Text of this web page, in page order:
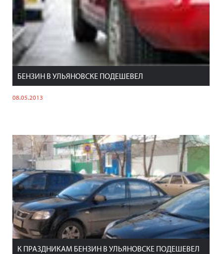
БЕНЗИН В УЛЬЯНОВСКЕ ПОДЕШЕВЕЛ
08.05.2013
К ПРАЗДНИКАМ БЕНЗИН В УЛЬЯНОВСКЕ ПОДЕШЕВЕЛ